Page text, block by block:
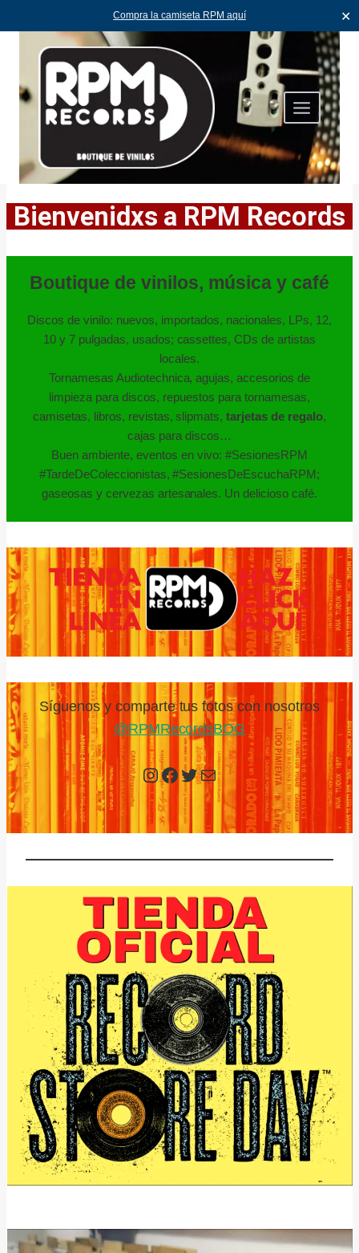
Compra la camiseta RPM aquí
✕
Bienvenidxs a RPM Records
Boutique de vinilos, música y café
Discos de vinilo: nuevos, importados, nacionales, LPs, 12,
10 y 7 pulgadas, usados; cassettes, CDs de artistas
locales.
Tornamesas Audiotechnica, agujas, accesorios de
limpieza para discos, repuestos para tornamesas,
camisetas, libros, revistas, slipmats,tarjetas de regalo,
cajas para discos…
Buen ambiente, eventos en vivo: #SesionesRPM
#TardeDeColeccionistas, #SesionesDeEscuchaRPM;
gaseosas y cervezas artesanales. Un delicioso café.
Síguenos y comparte tus fotos con nosotros
@RPMRecordsBOG
InstagramFacebook Twitter Mail